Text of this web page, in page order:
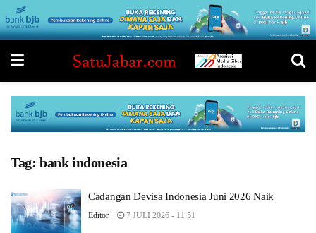
Tag: bank indonesia
Cadangan Devisa Indonesia Juni 2026 Naik
Editor 7 JULI 2026 - 11:51